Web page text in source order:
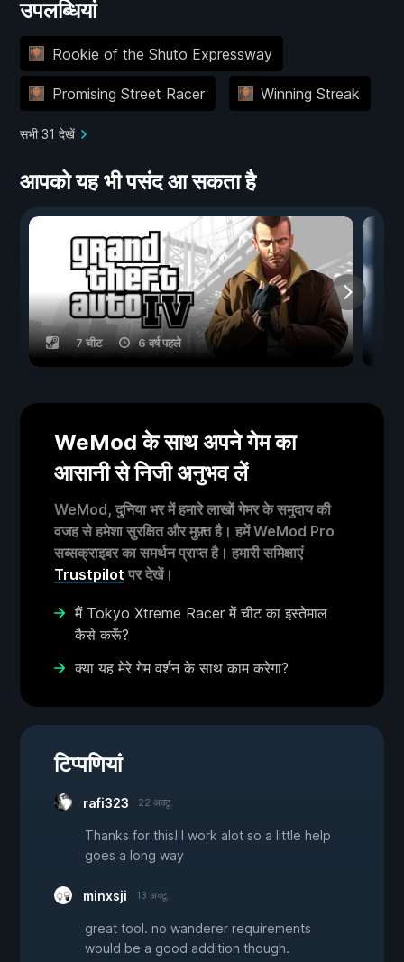
उपलब्धियां
Rookie of the Shuto Expressway
Promising Street Racer Winning Streak
सभी 31 देखें
आपको यह भी पसंद आ सकता है
7 चीट 6 वर्ष पहले
WeMod के साथ अपने गेम का
आसानी से निजी अनुभव लें
WeMod, दुनिया भर में हमारे लाखों गेमर के समुदाय की
वजह से हमेशा सुरक्षित और मुफ़्त है। हमें WeMod Pro
सब्सक्राइबर का समर्थन प्राप्त है। हमारी समिक्षाएं
Trustpilot पर देखें।
मैं Tokyo Xtreme Racer में चीट का इस्तेमाल
कैसे करूँ?
क्या यह मेरे गेम वर्शन के साथ काम करेगा?
टिप्पणियां
rafi323 22 अक्टू.
Thanks for this! I work alot so a little help
goes a long way
minxsji 13 अक्टू.
great tool. no wanderer requirements
would be a good addition though.